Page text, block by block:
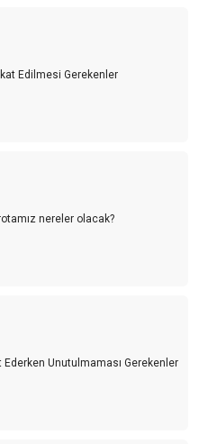
Edilmesi Gerekenler
nereler olacak?
Ederken Unutulmaması Gerekenler